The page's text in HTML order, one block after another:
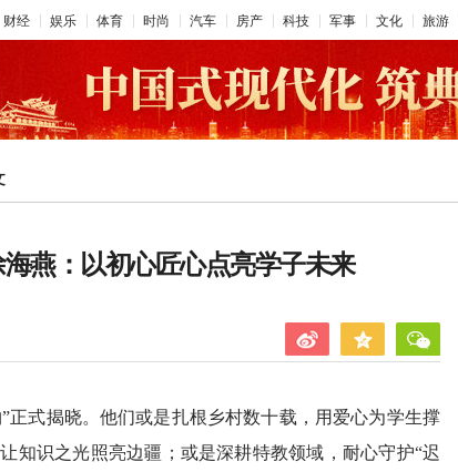
财经 娱乐 体育 时尚 汽车 房产 科技 军事 文化 旅游
燕：以初心匠心点亮学子未来
正式揭晓。他们或是扎根乡村数十载，用爱心为学生撑
知识之光照亮边疆；或是深耕特教领域，耐心守护“迟